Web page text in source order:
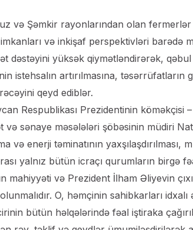
və Şəmkir rayonlarından olan
və inkişaf perspektivləri barədə
dəstəyini yüksək qiymətləndirərək,
istehsalın artırılmasına, təsərrüfatların
qeyd ediblər.
Respublikası Prezidentinin köməkçisi
və sənaye məsələləri şöbəsinin müdiri
və enerji təminatının
yalnız bütün icraçı qurumların birgə
mahiyyəti və Prezident İlham Əliyevin
O, həmçinin sahibkarları idxalı
bütün həlqələrində fəal iştiraka